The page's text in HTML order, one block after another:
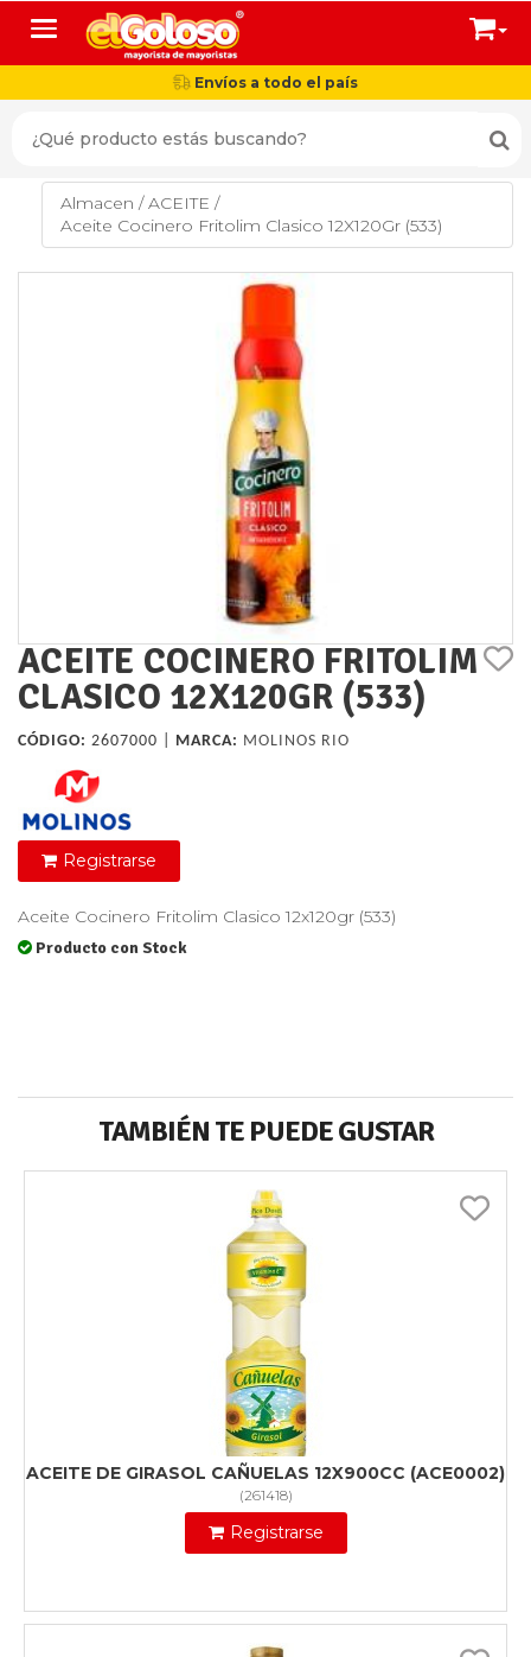
Toggle navigation
Envíos a todo el país
Almacen /ACEITE /
Aceite Cocinero Fritolim Clasico 12X120Gr (533)
ACEITE COCINERO FRITOLIM
CLASICO 12X120GR (533)
CÓDIGO: 2607000 | MARCA: MOLINOS RIO
Registrarse
Aceite Cocinero Fritolim Clasico 12x120gr (533)
Producto con Stock
TAMBIÉN TE PUEDE GUSTAR
ACEITE DE GIRASOL CAÑUELAS 12X900CC (ACE0002)
(261418)
Registrarse